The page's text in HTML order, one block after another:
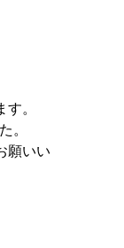
。
。
願いい